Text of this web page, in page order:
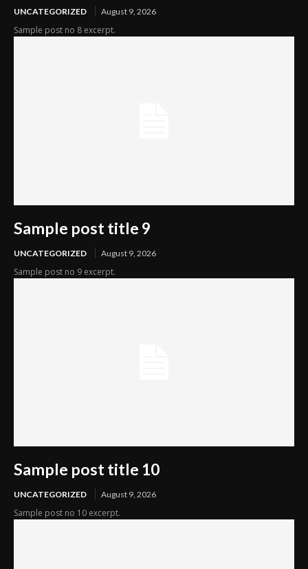
UNCATEGORIZED August 9, 2026
Sample post no 8 excerpt.
Sample post title 9
UNCATEGORIZED August 9, 2026
Sample post no 9 excerpt.
Sample post title 10
UNCATEGORIZED August 9, 2026
Sample post no 10 excerpt.